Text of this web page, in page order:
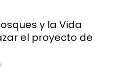
y la Vida
el proyecto de